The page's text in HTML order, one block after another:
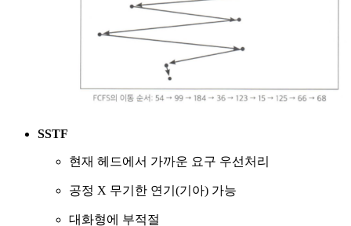
SSTF
현재 헤드에서 가까운 요구 우선처리
공정 X 무기한 연기(기아) 가능
대화형에 부적절